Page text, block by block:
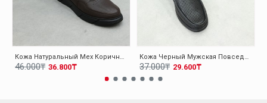
Кожа Натуральный Мех Коричневый Мужская Повседневная Обувь 126KMA137
36.800₸
46.000₸
Кожа Черный Мужская Повседневная Обувь 126MA001
29.600₸
37.000₸